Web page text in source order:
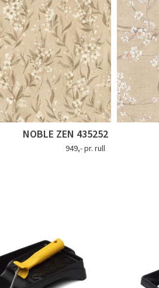
NOBLE ZEN 435252
949,- pr. rull